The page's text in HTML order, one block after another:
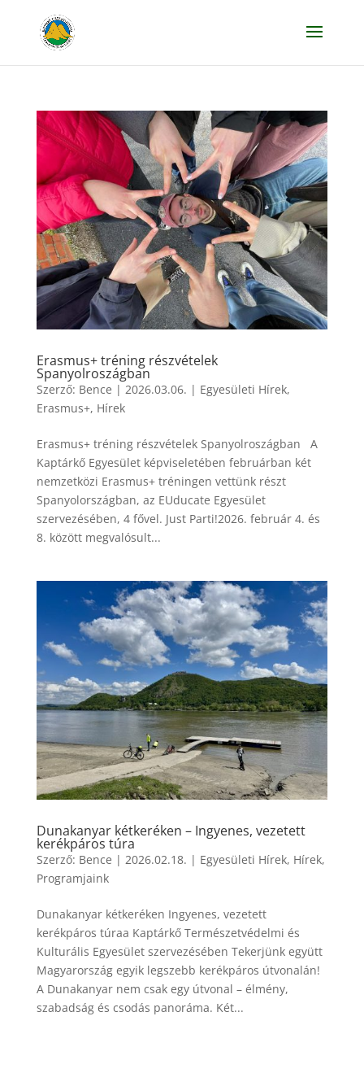
Erasmus+ tréning részvételek
Spanyolroszágban
Szerző: Bence | 2026.03.06. | Egyesületi Hírek,
Erasmus+, Hírek
Erasmus+ tréning részvételek Spanyolroszágban A
Kaptárkő Egyesület képviseletében februárban két
nemzetközi Erasmus+ tréningen vettünk részt
Spanyolországban, az EUducate Egyesület
szervezésében, 4 fővel. Just Parti!2026. február 4. és
8. között megvalósult...
Dunakanyar kétkeréken – Ingyenes, vezetett
kerékpáros túra
Szerző: Bence | 2026.02.18. | Egyesületi Hírek, Hírek,
Programjaink
Dunakanyar kétkeréken Ingyenes, vezetett
kerékpáros túraa Kaptárkő Természetvédelmi és
Kulturális Egyesület szervezésében Tekerjünk együtt
Magyarország egyik legszebb kerékpáros útvonalán!
A Dunakanyar nem csak egy útvonal – élmény,
szabadság és csodás panoráma. Két...